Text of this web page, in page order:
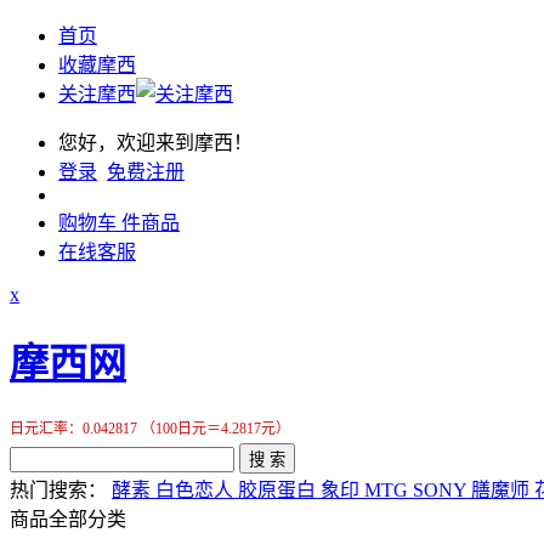
首页
收藏摩西
关注摩西
您好，欢迎来到摩西！
登录 免费注册
购物车 件商品
在线客服
x
摩西网
日元汇率：0.042817 （100日元＝4.2817元）
搜 索
热门搜索： 酵素 白色恋人 胶原蛋白 象印 MTG SONY 膳魔师
商品全部分类